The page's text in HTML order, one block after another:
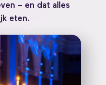
– en dat alles
eten.